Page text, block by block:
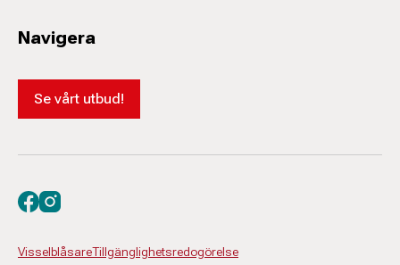
Navigera
Se vårt utbud!
VisselblåsareTillgänglighetsredogörelse
Besök oss på facebook
Besök oss på instagram